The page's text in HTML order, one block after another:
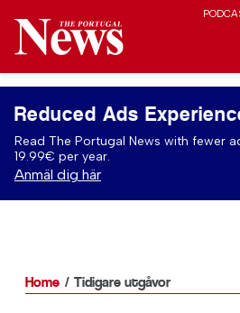
Reduced Ads
Read The Portugal News with fewer
19.99€ per year.
Anmäl dig här
Home Tidigare utgåvor